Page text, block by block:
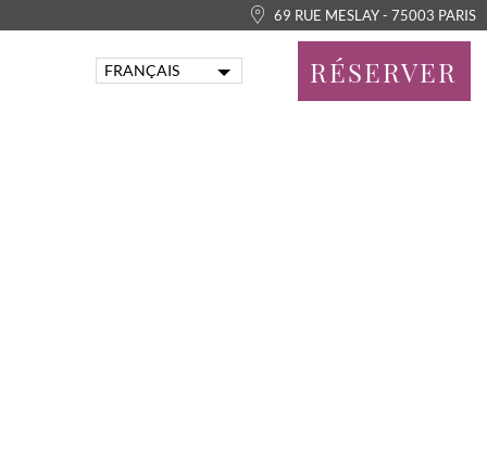
69 RUE MESLAY - 75003 PARIS
FRANÇAIS
RÉSERVER